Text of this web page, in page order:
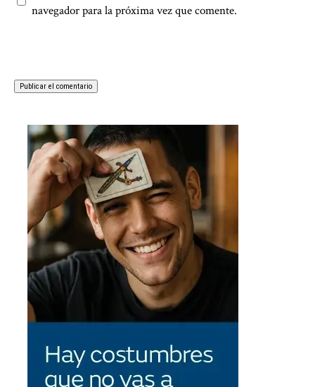
navegador para la próxima vez que comente.